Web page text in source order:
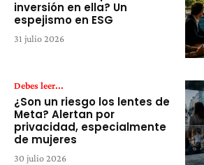
inversión en ella? Un
espejismo en ESG
31 julio 2026
Debes leer...
¿Son un riesgo los lentes de
Meta? Alertan por
privacidad, especialmente
de mujeres
30 julio 2026